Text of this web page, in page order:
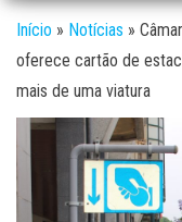
Início » Notícias »
oferece cartão de
mais de uma viatura